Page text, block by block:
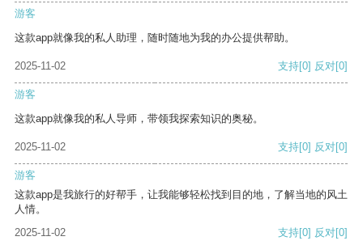
游客
这款app就像我的私人助理，随时随地为我的办公提供帮助。
2025-11-02 支持[0] 反对[0]
游客
这款app就像我的私人导师，带领我探索知识的奥秘。
2025-11-02 支持[0] 反对[0]
游客
这款app是我旅行的好帮手，让我能够轻松找到目的地，了解当地的风土
人情。
2025-11-02
支持[0] 反对[0]